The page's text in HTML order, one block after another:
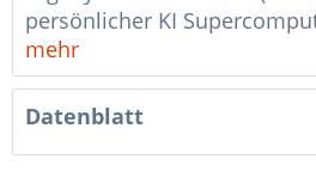
persönlicher KI
mehr
Datenblatt